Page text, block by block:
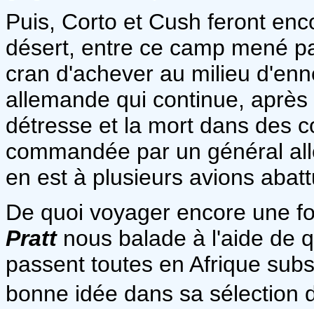
Puis, Corto et Cush feront
désert, entre ce camp mené
cran d'achever au milieu
allemande qui continue,
détresse et la mort dans des
commandée par un général
en est à plusieurs avions
De quoi voyager encore une
Prattnous balade à l'aide de
passent toutes en Afrique
bonne idée dans sa sélection